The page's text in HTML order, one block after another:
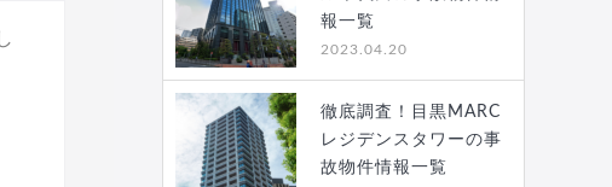
報一覧
2023.04.20
徹底調査！目黒MARC
レジデンスタワーの事
故物件情報一覧